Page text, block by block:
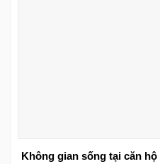
Không gian sống tại căn